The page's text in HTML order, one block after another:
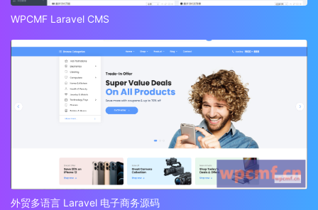
WPCMF Laravel CMS
外贸多语言 Laravel 电子商务源码